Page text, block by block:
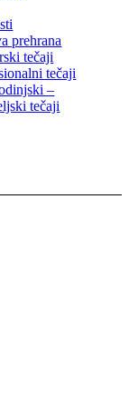
prehrana
tečaji
tečaji
–
tečaji